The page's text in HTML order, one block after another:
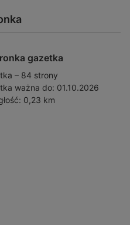
gazetka
– 84 strony
ważna do: 01.10.2026
0,23 km